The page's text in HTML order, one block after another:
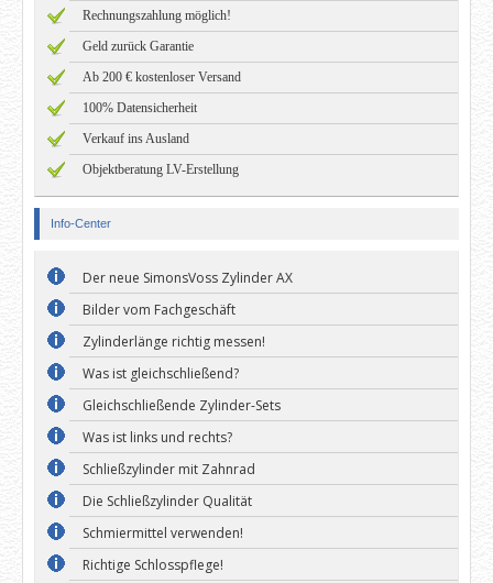
Rechnungszahlung möglich!
Geld zurück Garantie
Ab 200 € kostenloser Versand
100% Datensicherheit
Verkauf ins Ausland
Objektberatung LV-Erstellung
Info-Center
Der neue SimonsVoss Zylinder AX
Bilder vom Fachgeschäft
Zylinderlänge richtig messen!
Was ist gleichschließend?
Gleichschließende Zylinder-Sets
Was ist links und rechts?
Schließzylinder mit Zahnrad
Die Schließzylinder Qualität
Schmiermittel verwenden!
Richtige Schlosspflege!